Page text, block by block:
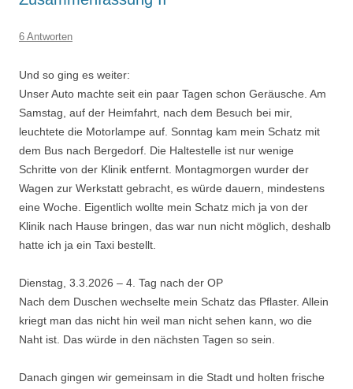
6 Antworten
Und so ging es weiter:
Unser Auto machte seit ein paar Tagen schon Geräusche. Am
Samstag, auf der Heimfahrt, nach dem Besuch bei mir,
leuchtete die Motorlampe auf. Sonntag kam mein Schatz mit
dem Bus nach Bergedorf. Die Haltestelle ist nur wenige
Schritte von der Klinik entfernt. Montagmorgen wurder der
Wagen zur Werkstatt gebracht, es würde dauern, mindestens
eine Woche. Eigentlich wollte mein Schatz mich ja von der
Klinik nach Hause bringen, das war nun nicht möglich, deshalb
hatte ich ja ein Taxi bestellt.
Dienstag, 3.3.2026 – 4. Tag nach der OP
Nach dem Duschen wechselte mein Schatz das Pflaster. Allein
kriegt man das nicht hin weil man nicht sehen kann, wo die
Naht ist. Das würde in den nächsten Tagen so sein.
Danach gingen wir gemeinsam in die Stadt und holten frische